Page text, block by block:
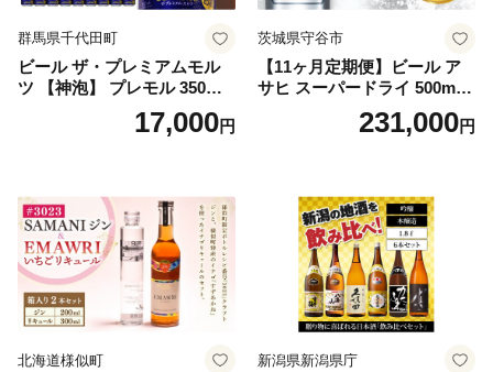
群馬県千代田町
ビール ザ・プレミアムモル
ツ 【神泡】 プレモル 350ml
× 24本 サントリー〈天然水の
ビール工場〉群馬※沖縄・離
17,000円
茨城県守谷市
【11ヶ月定期便】ビール ア
サヒ スーパードライ 500ml 2
4本 1ケース×11ヶ月 | アサヒ
ビール 究極の辛口 酒 お酒 ア
uper dry 11回 缶ビール 缶 ギ
フト 内祝い 茨城県守谷市 送
料無料
231,000円
北海道様似町 新潟県新潟県庁